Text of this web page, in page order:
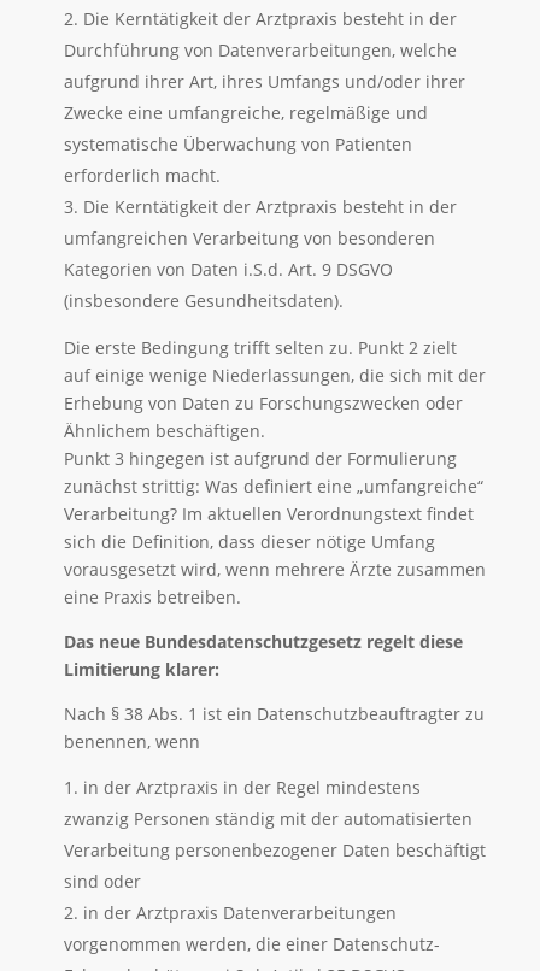
Die Kerntätigkeit der Arztpraxis besteht in der
Durchführung von Datenverarbeitungen, welche
aufgrund ihrer Art, ihres Umfangs und/oder ihrer
Zwecke eine umfangreiche, regelmäßige und
systematische Überwachung von Patienten
erforderlich macht.
Die Kerntätigkeit der Arztpraxis besteht in der
umfangreichen Verarbeitung von besonderen
Kategorien von Daten i.S.d. Art. 9 DSGVO
(insbesondere Gesundheitsdaten).
Die erste Bedingung trifft selten zu. Punkt 2 zielt
auf einige wenige Niederlassungen, die sich mit der
Erhebung von Daten zu Forschungszwecken oder
Ähnlichem beschäftigen.
Punkt 3 hingegen ist aufgrund der Formulierung
zunächst strittig: Was definiert eine „umfangreiche“
Verarbeitung? Im aktuellen Verordnungstext findet
sich die Definition, dass dieser nötige Umfang
vorausgesetzt wird, wenn mehrere Ärzte zusammen
eine Praxis betreiben.
Das neue Bundesdatenschutzgesetz regelt diese
Limitierung klarer:
Nach § 38 Abs. 1 ist ein Datenschutzbeauftragter zu
benennen, wenn
in der Arztpraxis in der Regel mindestens
zwanzig Personen ständig mit der automatisierten
Verarbeitung personenbezogener Daten beschäftigt
sind oder
in der Arztpraxis Datenverarbeitungen
vorgenommen werden, die einer Datenschutz-